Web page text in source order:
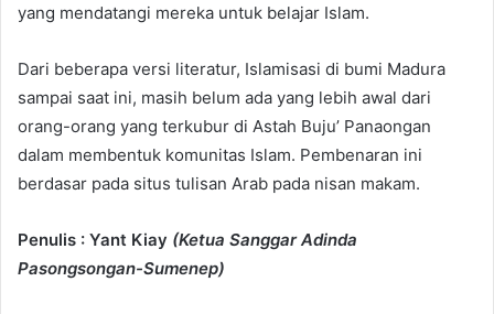
yang mendatangi mereka untuk belajar Islam.
Dari beberapa versi literatur, Islamisasi di bumi Madura
sampai saat ini, masih belum ada yang lebih awal dari
orang-orang yang terkubur di Astah Buju’ Panaongan
dalam membentuk komunitas Islam. Pembenaran ini
berdasar pada situs tulisan Arab pada nisan makam.
Penulis : Yant Kiay (Ketua Sanggar Adinda
Pasongsongan-Sumenep)